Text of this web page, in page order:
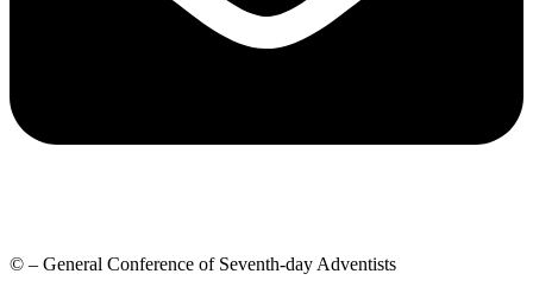
© – General Conference of Seventh-day Adventists